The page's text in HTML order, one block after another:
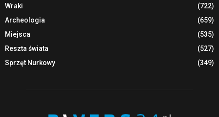
Wraki
(722)
Archeologia
(659)
Miejsca
(535)
Reszta świata
(527)
Sprzęt Nurkowy
(349)